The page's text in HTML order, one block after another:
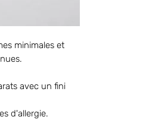
minimales et
avec un fini
d'allergie.